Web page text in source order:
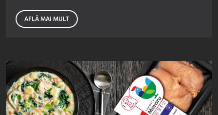
AFLĂ MAI MULT